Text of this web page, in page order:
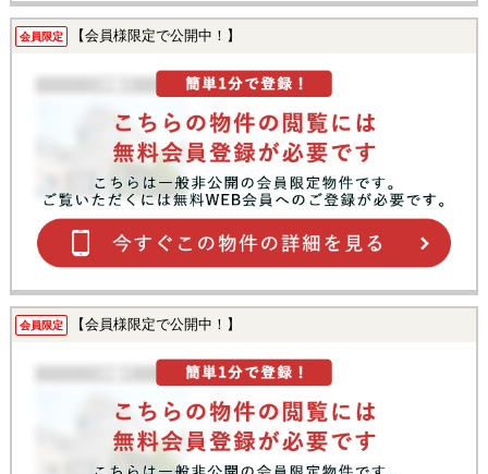
会員限定 【会員様限定で公開中！】
会員限定 【会員様限定で公開中！】